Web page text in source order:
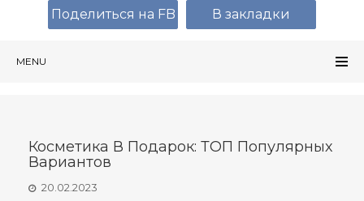
MENU
Косметика В Подарок: ТОП Популярных
Вариантов
20.02.2023
Поделиться на FB В закладки